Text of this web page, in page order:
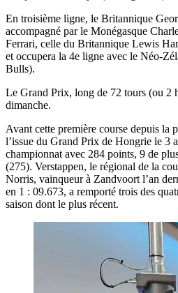
En troisième ligne, le Britannique
accompagné par le Monégasque
Ferrari, celle du Britannique Lewis
et occupera la 4e ligne avec le Néo-
Bulls).
Le Grand Prix, long de 72 tours (ou 2
dimanche.
Avant cette première course depuis la
l’issue du Grand Prix de Hongrie le 3
championnat avec 284 points, 9 de
(275). Verstappen, le régional de la
Norris, vainqueur à Zandvoort l’an
en 1 : 09.673, a remporté trois des
saison dont le plus récent.